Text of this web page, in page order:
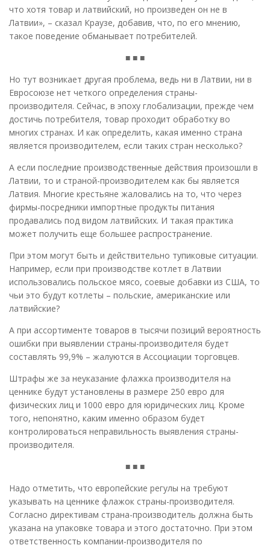
что хотя товар и латвийский, но произведен он не в
Латвии», – сказал Краузе, добавив, что, по его мнению,
такое поведение обманывает потребителей.
■ ■ ■
Но тут возникает другая проблема, ведь ни в Латвии, ни в
Евросоюзе нет четкого определения страны-
производителя. Сейчас, в эпоху глобализации, прежде чем
достичь потребителя, товар проходит обработку во
многих странах. И как определить, какая именно страна
является производителем, если таких стран несколько?
А если последние производственные действия произошли в
Латвии, то и страной-производителем как бы является
Латвия. Многие крестьяне жаловались на то, что через
фирмы-посредники импортные продукты питания
продавались под видом латвийских. И такая практика
может получить еще большее распространение.
При этом могут быть и действительно тупиковые ситуации.
Например, если при производстве котлет в Латвии
использовались польское мясо, соевые добавки из США, то
чьи это будут котлеты – польские, американские или
латвийские?
А при ассортименте товаров в тысячи позиций вероятность
ошибки при выявлении страны-производителя будет
составлять 99,9% – жалуются в Ассоциации торговцев.
Штрафы же за неуказание флажка производителя на
ценнике будут установлены в размере 250 евро для
физических лиц и 1000 евро для юридических лиц. Кроме
того, непонятно, каким именно образом будет
контролироваться неправильность выявления страны-
производителя.
■ ■ ■
Надо отметить, что европейские регулы на требуют
указывать на ценнике флажок страны-производителя.
Согласно директивам страна-производитель должна быть
указана на упаковке товара и этого достаточно. При этом
ответственность компании-производителя по